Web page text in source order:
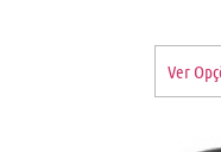
Ver